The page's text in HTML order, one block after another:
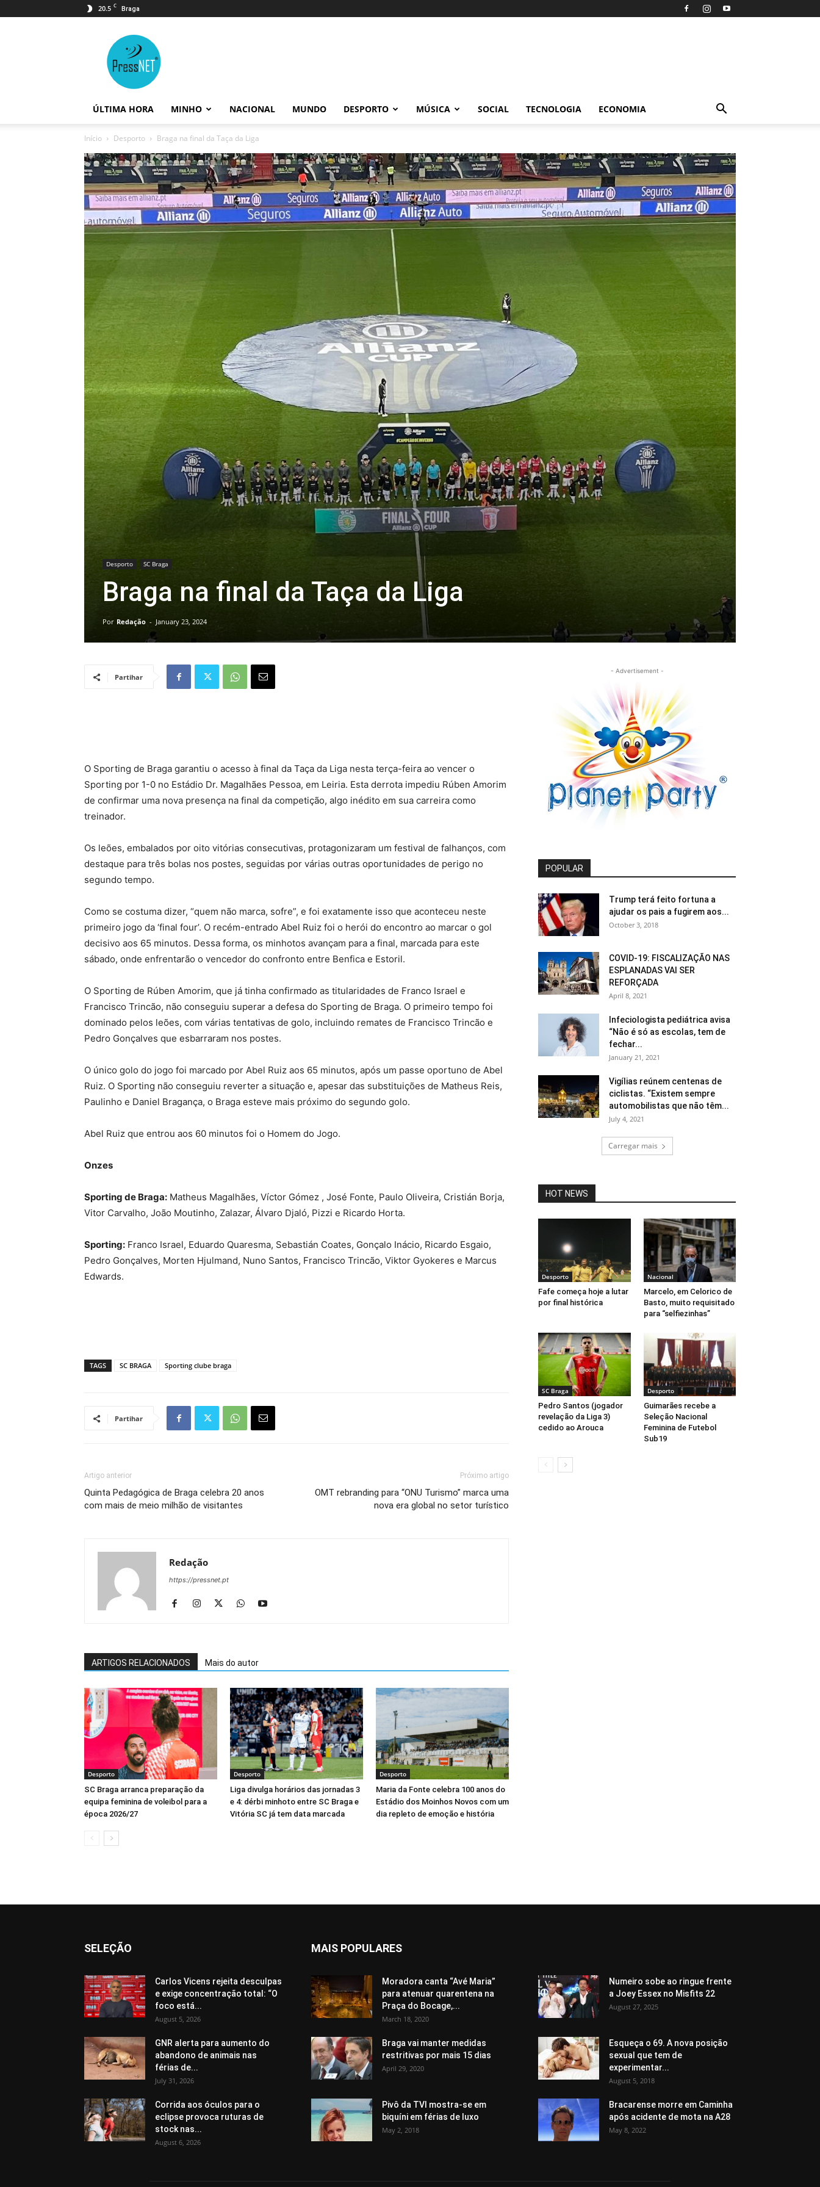
20.5 C Braga
ÚLTIMA HORA MINHO NACIONAL MUNDO DESPORTO MÚSICA SOCIAL TECNOLOGIA ECONOMIA
Início Desporto Braga na final da Taça da Liga
Desporto SC Braga
Braga na final da Taça da Liga
Por Redação - January 23, 2024
Partihar
O Sporting de Braga garantiu o acesso à final da Taça da Liga nesta terça-feira ao vencer o
Sporting por 1-0 no Estádio Dr. Magalhães Pessoa, em Leiria. Esta derrota impediu Rúben Amorim
de confirmar uma nova presença na final da competição, algo inédito em sua carreira como
treinador.
Os leões, embalados por oito vitórias consecutivas, protagonizaram um festival de falhanços, com
destaque para três bolas nos postes, seguidas por várias outras oportunidades de perigo no
segundo tempo.
Como se costuma dizer, “quem não marca, sofre”, e foi exatamente isso que aconteceu neste
primeiro jogo da ‘final four’. O recém-entrado Abel Ruiz foi o herói do encontro ao marcar o gol
decisivo aos 65 minutos. Dessa forma, os minhotos avançam para a final, marcada para este
sábado, onde enfrentarão o vencedor do confronto entre Benfica e Estoril.
O Sporting de Rúben Amorim, que já tinha confirmado as titularidades de Franco Israel e
Francisco Trincão, não conseguiu superar a defesa do Sporting de Braga. O primeiro tempo foi
dominado pelos leões, com várias tentativas de golo, incluindo remates de Francisco Trincão e
Pedro Gonçalves que esbarraram nos postes.
O único golo do jogo foi marcado por Abel Ruiz aos 65 minutos, após um passe oportuno de Abel
Ruiz. O Sporting não conseguiu reverter a situação e, apesar das substituições de Matheus Reis,
Paulinho e Daniel Bragança, o Braga esteve mais próximo do segundo golo.
Abel Ruiz que entrou aos 60 minutos foi o Homem do Jogo.
Onzes
Sporting de Braga: Matheus Magalhães, Víctor Gómez , José Fonte, Paulo Oliveira, Cristián Borja,
Vitor Carvalho, João Moutinho, Zalazar, Álvaro Djaló, Pizzi e Ricardo Horta.
Sporting: Franco Israel, Eduardo Quaresma, Sebastián Coates, Gonçalo Inácio, Ricardo Esgaio,
Pedro Gonçalves, Morten Hjulmand, Nuno Santos, Francisco Trincão, Viktor Gyokeres e Marcus
Edwards.
TAGS SC BRAGA Sporting clube braga
Partihar
Artigo anterior
Quinta Pedagógica de Braga celebra 20 anos
com mais de meio milhão de visitantes
Próximo artigo
OMT rebranding para “ONU Turismo” marca uma
nova era global no setor turístico
Redação
https://pressnet.pt
ARTIGOS RELACIONADOS Mais do autor
Desporto
SC Braga arranca preparação da
equipa feminina de voleibol para a
época 2026/27
Desporto
Liga divulga horários das jornadas 3
e 4: dérbi minhoto entre SC Braga e
Vitória SC já tem data marcada
Desporto
Maria da Fonte celebra 100 anos do
Estádio dos Moinhos Novos com um
dia repleto de emoção e história
- Advertisement -
POPULAR
Trump terá feito fortuna a
ajudar os pais a fugirem aos...
October 3, 2018
COVID-19: FISCALIZAÇÃO NAS
ESPLANADAS VAI SER
REFORÇADA
April 8, 2021
Infeciologista pediátrica avisa
“Não é só as escolas, tem de
fechar...
January 21, 2021
Vigílias reúnem centenas de
ciclistas. “Existem sempre
automobilistas que não têm...
July 4, 2021
Carregar mais
HOT NEWS
Desporto
Fafe começa hoje a lutar
por final histórica
Nacional
Marcelo, em Celorico de
Basto, muito requisitado
para “selfiezinhas”
SC Braga
Pedro Santos (jogador
revelação da Liga 3)
cedido ao Arouca
Desporto
Guimarães recebe a
Seleção Nacional
Feminina de Futebol
Sub19
SELEÇÃO
Carlos Vicens rejeita desculpas
e exige concentração total: “O
foco está...
August 5, 2026
GNR alerta para aumento do
abandono de animais nas
férias de...
July 31, 2026
Corrida aos óculos para o
eclipse provoca ruturas de
stock nas...
August 6, 2026
MAIS POPULARES
Moradora canta “Avé Maria”
para atenuar quarentena na
Praça do Bocage,...
March 18, 2020
Numeiro sobe ao ringue frente
a Joey Essex no Misfits 22
August 27, 2025
Braga vai manter medidas
restritivas por mais 15 dias
April 29, 2020
Esqueça o 69. A nova posição
sexual que tem de
experimentar...
August 5, 2018
Pivô da TVI mostra-se em
biquíni em férias de luxo
May 2, 2018
Bracarense morre em Caminha
após acidente de mota na A28
May 8, 2022